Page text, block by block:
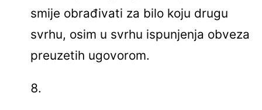
smije obrađivati za bilo koju drugu
svrhu, osim u svrhu ispunjenja obveza
preuzetih ugovorom.